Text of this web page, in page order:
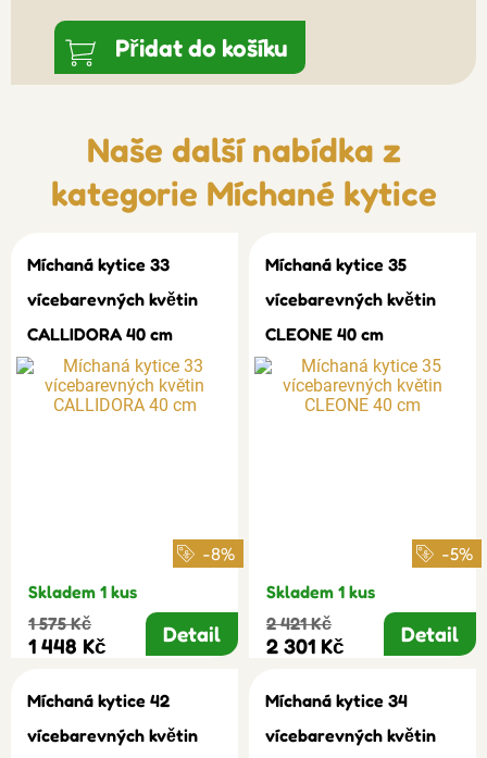
Přidat do košíku
Naše další nabídka z
kategorie Míchané kytice
Míchaná kytice 33
vícebarevných květin
CALLIDORA 40 cm
-8%
Skladem 1 kus
1 575 Kč
1 448 Kč Detail
Míchaná kytice 35
vícebarevných květin
CLEONE 40 cm
-5%
Skladem 1 kus
2 421 Kč
2 301 Kč Detail
Míchaná kytice 42
vícebarevných květin
Míchaná kytice 34
vícebarevných květin